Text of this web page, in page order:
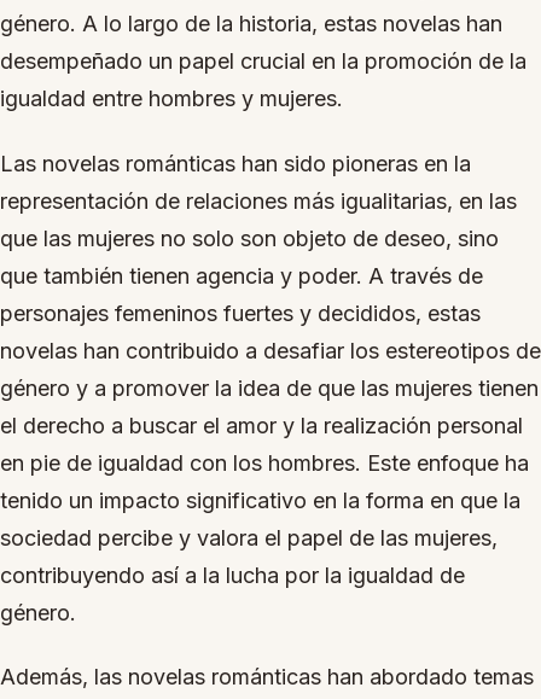
género. A lo largo de la historia, estas novelas han
desempeñado un papel crucial en la promoción de la
igualdad entre hombres y mujeres.
Las novelas románticas han sido pioneras en la
representación de relaciones más igualitarias, en las
que las mujeres no solo son objeto de deseo, sino
que también tienen agencia y poder. A través de
personajes femeninos fuertes y decididos, estas
novelas han contribuido a desafiar los estereotipos de
género y a promover la idea de que las mujeres tienen
el derecho a buscar el amor y la realización personal
en pie de igualdad con los hombres. Este enfoque ha
tenido un impacto significativo en la forma en que la
sociedad percibe y valora el papel de las mujeres,
contribuyendo así a la lucha por la igualdad de
género.
Además, las novelas románticas han abordado temas